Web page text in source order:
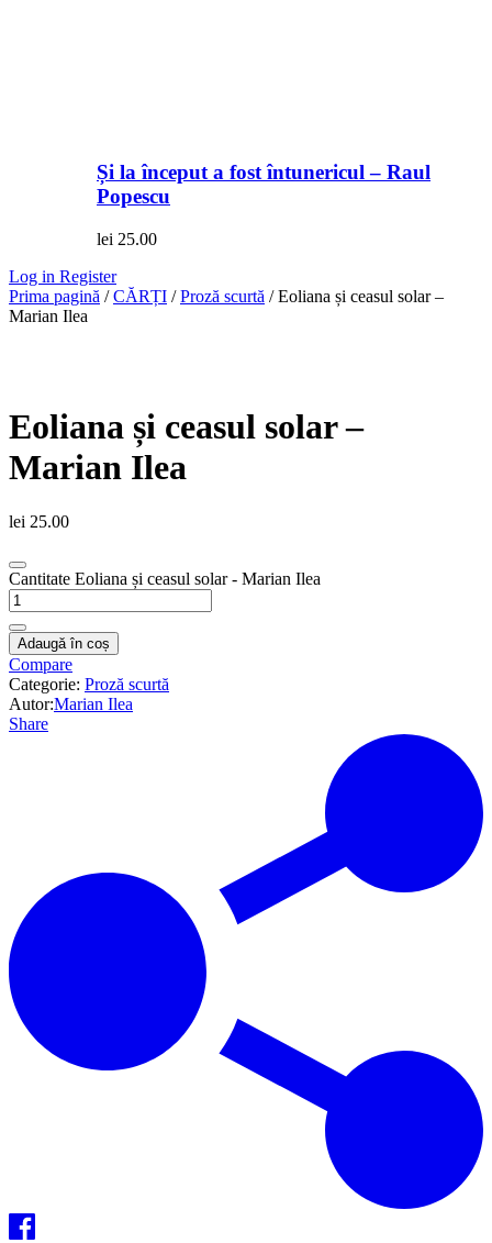
Și la început a fost întunericul – Raul
Popescu
lei 25.00
Log in Register
Prima pagină /CĂRȚI /Proză scurtă / Eoliana și ceasul solar –
Marian Ilea
Eoliana și ceasul solar –
Marian Ilea
lei 25.00
Cantitate Eoliana și ceasul solar - Marian Ilea
Adaugă în coș
Compare
Categorie: Proză scurtă
Autor:Marian Ilea
Share